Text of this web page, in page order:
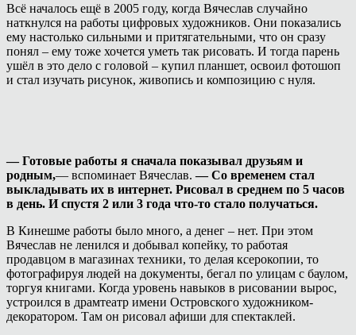
Всё началось ещё в 2005 году, когда Вячеслав случайно
наткнулся на работы цифровых художников. Они показались
ему настолько сильными и притягательными, что он сразу
понял – ему тоже хочется уметь так рисовать. И тогда парень
ушёл в это дело с головой – купил планшет, освоил фотошоп
и стал изучать рисунок, живопись и композицию с нуля.
— Готовые работы я сначала показывал друзьям и
родным,— вспоминает Вячеслав. — Со временем стал
выкладывать их в интернет. Рисовал в среднем по 5 часов
в день. И спустя 2 или 3 года что-то стало получаться.
В Кинешме работы было много, а денег – нет. При этом
Вячеслав не ленился и добывал копейку, то работая
продавцом в магазинах техники, то делая ксерокопии, то
фотографируя людей на документы, бегал по улицам с баулом,
торгуя книгами. Когда уровень навыков в рисовании вырос,
устроился в драмтеатр имени Островского художником-
декоратором. Там он рисовал афиши для спектаклей.